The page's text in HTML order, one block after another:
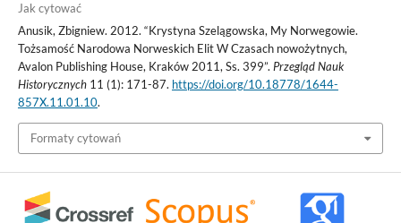
Jak cytować
Anusik, Zbigniew. 2012. “Krystyna Szelągowska, My Norwegowie.
Tożsamość Narodowa Norweskich Elit W Czasach nowożytnych,
Avalon Publishing House, Kraków 2011, Ss. 399”. Przegląd Nauk
Historycznych11 (1): 171-87. https://doi.org/10.18778/1644-
857X.11.01.10.
Formaty cytowań